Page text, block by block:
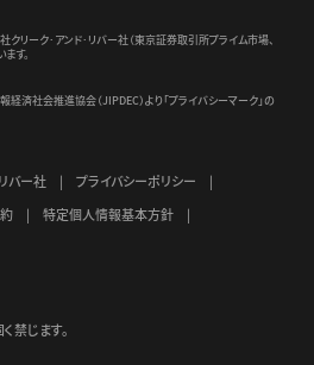
クリーク･アンド･リバー社（東京証券取引所プライム市場、
す。
経済社会推進協会（JIPDEC）より 「プライバシーマーク」の
バー社
プライバシーポリシー
特定個人情報基本方針
禁じます。